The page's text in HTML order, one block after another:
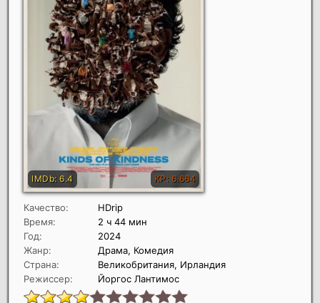
Качество:
HDrip
Время:
2 ч 44 мин
Год:
2024
Жанр:
Драма, Комедия
Страна:
Великобритания, Ирландия
Режиссер:
Йоргос Лантимос